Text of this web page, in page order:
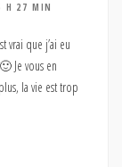
H 27 MIN
vrai que j’ai eu
Je vous en
la vie est trop